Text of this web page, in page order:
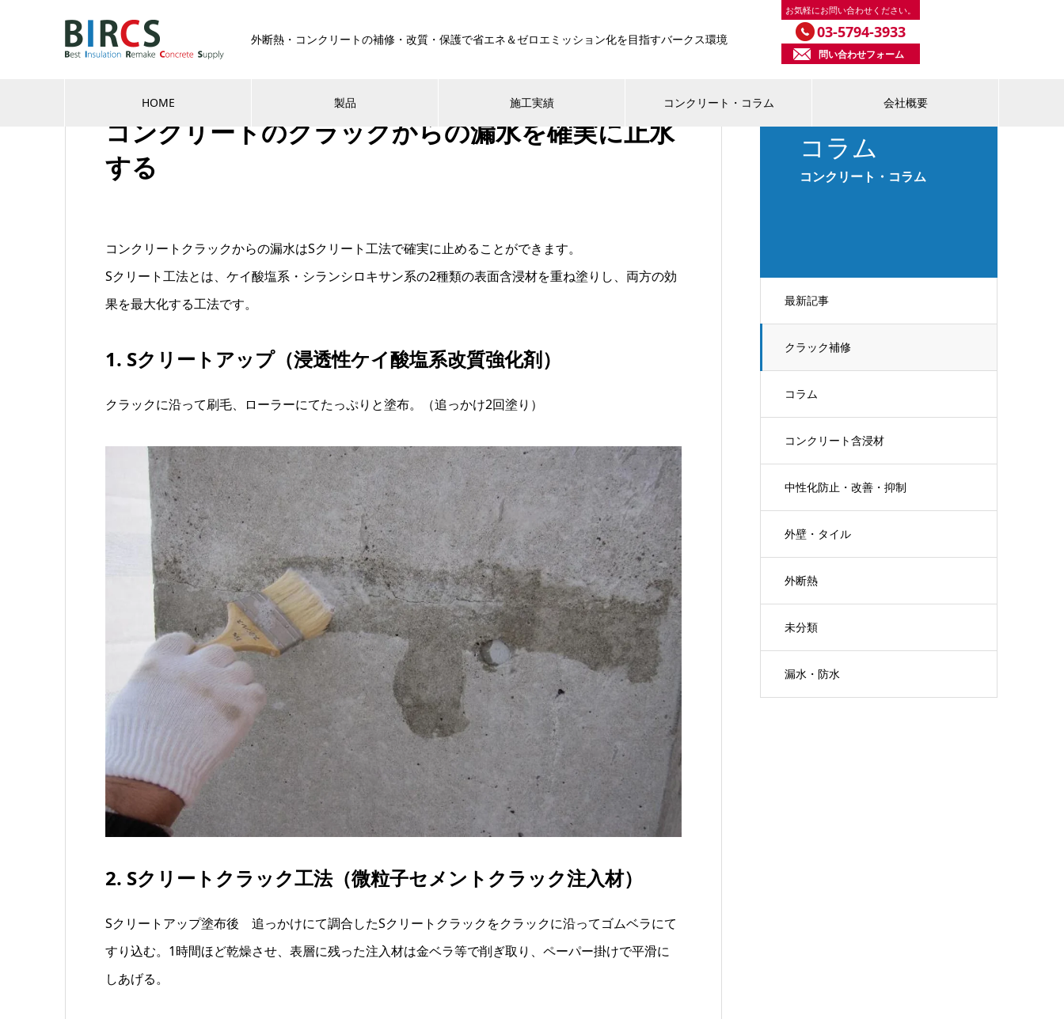
外断熱・コンクリートの補修・改質・保護で省エネ＆ゼロエミッション化を目指すバークス環境
お気軽にお問い合わせください。
03-5794-3933
問い合わせフォーム
HOME 製品 施工実績 コンクリート・コラム 会社概要
コラム
コンクリート・コラム
最新記事
クラック補修
コラム
コンクリート含浸材
中性化防止・改善・抑制
外壁・タイル
外断熱
未分類
漏水・防水
コンクリートのクラックからの漏水を確実に止水
する
コンクリートクラックからの漏水はSクリート工法で確実に止めることができます。
Sクリート工法とは、ケイ酸塩系・シランシロキサン系の2種類の表面含浸材を重ね塗りし、両方の効
果を最大化する工法です。
1. Sクリートアップ（浸透性ケイ酸塩系改質強化剤）
クラックに沿って刷毛、ローラーにてたっぷりと塗布。（追っかけ2回塗り）
2. Sクリートクラック工法（微粒子セメントクラック注入材）
Sクリートアップ塗布後 追っかけにて調合したSクリートクラックをクラックに沿ってゴムベラにて
すり込む。1時間ほど乾燥させ、表層に残った注入材は金ベラ等で削ぎ取り、ペーパー掛けで平滑に
しあげる。